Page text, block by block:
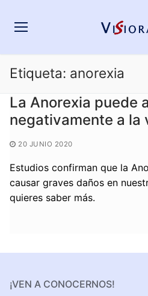
Etiqueta: anorexia
La Anorexia puede
negativamente a la
20 JUNIO 2020
Estudios confirman que la
causar graves daños en
quieres saber más.
¡VEN A CONOCERNOS!